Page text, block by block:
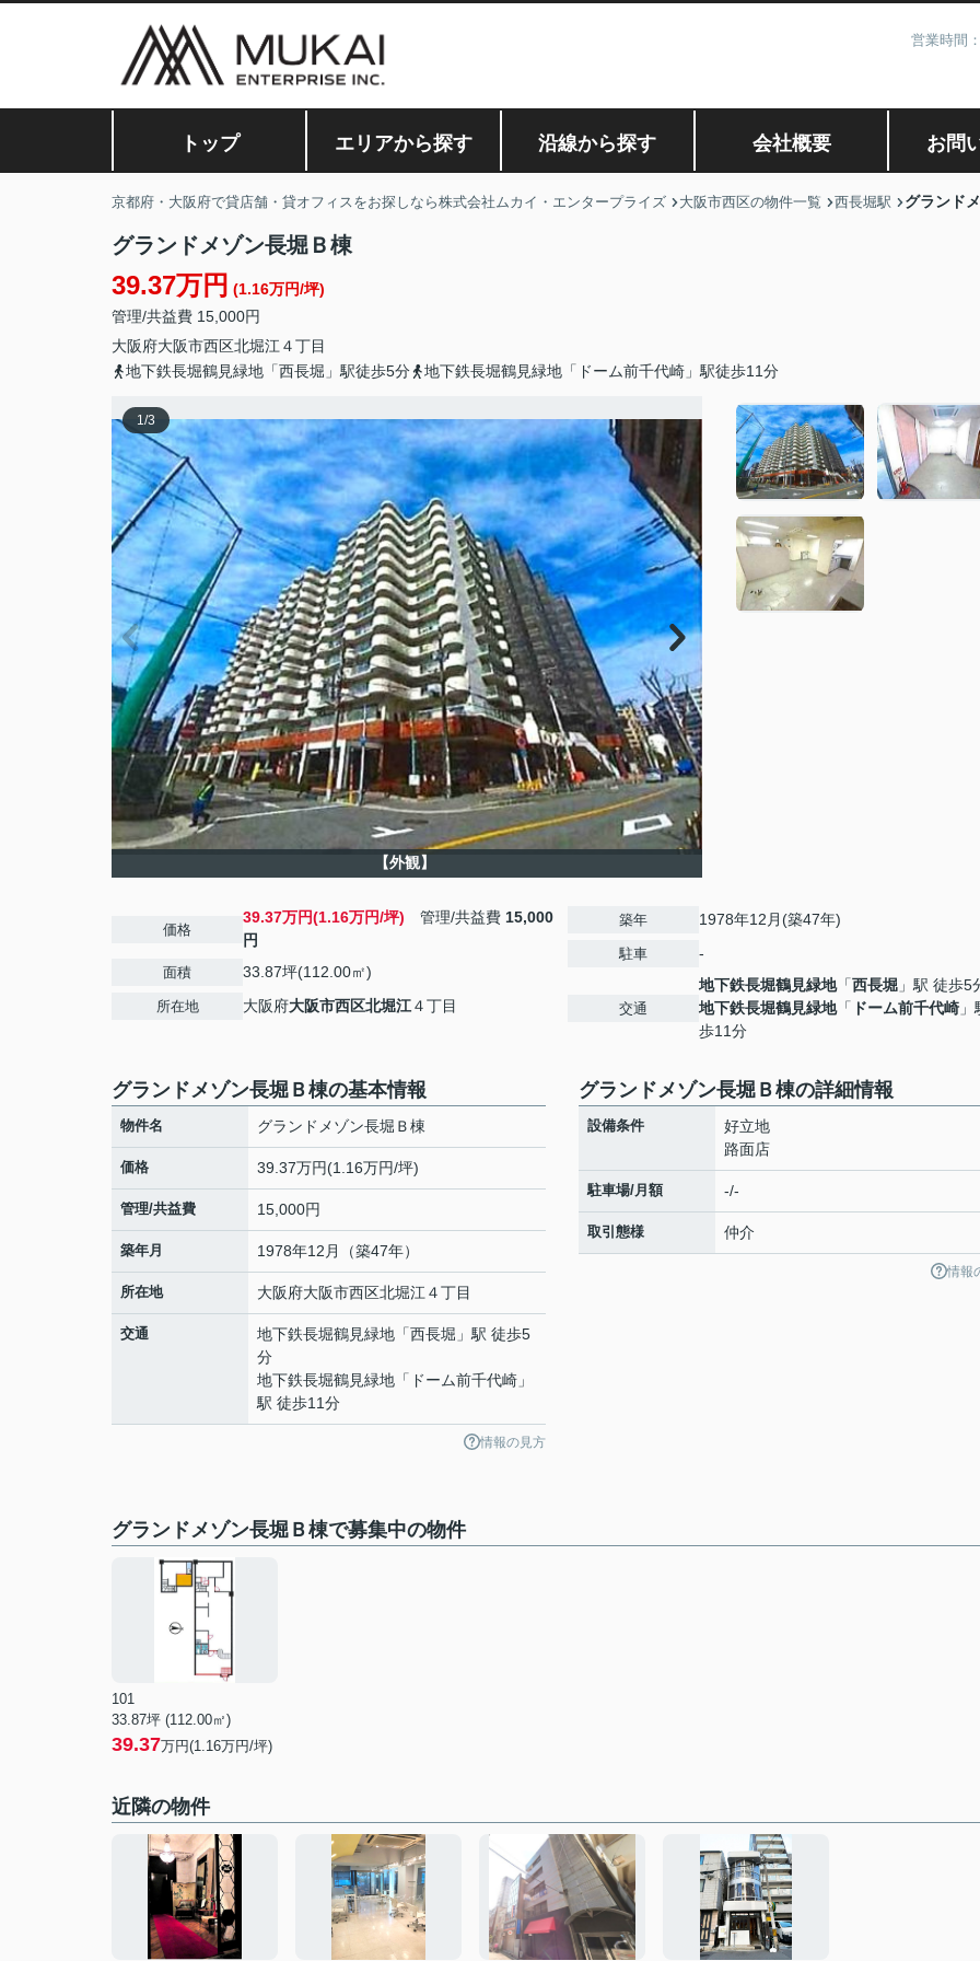
営業時間
トップ エリアから探す 沿線から探す 会社概要 お問
京都府・大阪府で貸店舗・貸オフィスをお探しなら株式会社ムカイ・エンタープライズ 大阪市西区の物件一覧 西長堀駅 グランド
グランドメゾン長堀Ｂ棟
39.37万円 (1.16万円/坪)
管理/共益費 15,000円
大阪府大阪市西区北堀江 ４丁目
地下鉄長堀鶴見緑地「西長堀」駅徒歩5分
地下鉄長堀鶴見緑地「ドーム前千代崎」駅徒歩11分
1/3
【外観】
価格
39.37万円(1.16万円/坪) 管理/共益費 15,000
円
面積 33.87坪(112.00㎡)
所在地 大阪府大阪市西区北堀江４丁目
築年 1978年12月(築47年)
駐車 -
交通
地下鉄長堀鶴見緑地「西長堀 」駅 徒歩5
地下鉄長堀鶴見緑地「 ドーム前千代崎
歩11分
グランドメゾン長堀Ｂ棟の基本情報
物件名 グランドメゾン長堀Ｂ棟
価格 39.37万円(1.16万円/坪)
管理/共益費 15,000円
築年月 1978年12月（築47年）
所在地 大阪府大阪市西区北堀江 ４丁目
交通 地下鉄長堀鶴見緑地 「西長堀 」駅 徒歩5
分
地下鉄長堀鶴見緑地 「 ドーム前千代崎 」
駅 徒歩11分
情報の見方
グランドメゾン長堀Ｂ棟の詳細情報
設備条件
好立地
路面店
駐車場/月額 -/-
取引態様 仲介
情報
グランドメゾン長堀Ｂ棟で募集中の物件
101
33.87坪 (112.00㎡)
39.37万円(1.16万円/坪)
近隣の物件